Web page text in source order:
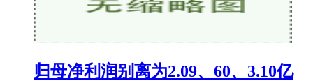
归母净利润别离为2.09、60、3.10亿